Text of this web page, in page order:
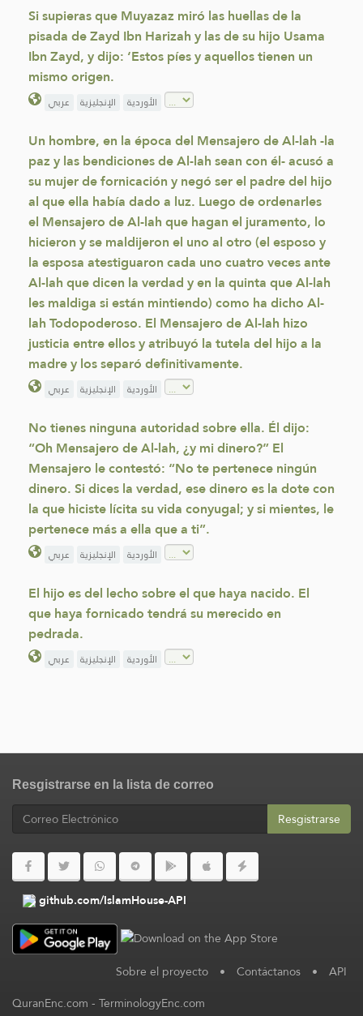
Si supieras que Muyazaz miró las huellas de la
pisada de Zayd Ibn Harizah y las de su hijo Usama
Ibn Zayd, y dijo: ‘Estos píes y aquellos tienen un
mismo origen.
عربي الإنجليزية الأوردية
Un hombre, en la época del Mensajero de Al-lah -la
paz y las bendiciones de Al-lah sean con él- acusó a
su mujer de fornicación y negó ser el padre del hijo
al que ella había dado a luz. Luego de ordenarles
el Mensajero de Al-lah que hagan el juramento, lo
hicieron y se maldijeron el uno al otro (el esposo y
la esposa atestiguaron cada uno cuatro veces ante
Al-lah que dicen la verdad y en la quinta que Al-lah
les maldiga si están mintiendo) como ha dicho Al-
lah Todopoderoso. El Mensajero de Al-lah hizo
justicia entre ellos y atribuyó la tutela del hijo a la
madre y los separó definitivamente.
عربي الإنجليزية الأوردية
No tienes ninguna autoridad sobre ella. Él dijo:
“Oh Mensajero de Al-lah, ¿y mi dinero?” El
Mensajero le contestó: “No te pertenece ningún
dinero. Si dices la verdad, ese dinero es la dote con
la que hiciste lícita su vida conyugal; y si mientes, le
pertenece más a ella que a ti”.
عربي الإنجليزية الأوردية
El hijo es del lecho sobre el que haya nacido. El
que haya fornicado tendrá su merecido en
pedrada.
عربي الإنجليزية الأوردية
Resgistrarse en la lista de correo
Resgistrarse
github.com/IslamHouse-API
Sobre el proyecto • Contáctanos • API
QuranEnc.com-TerminologyEnc.com